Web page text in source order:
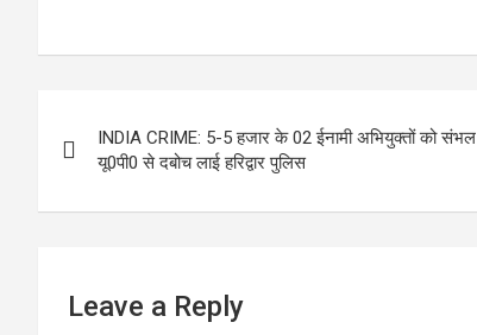
navigation
INDIA CRIME: 5-5 हजार के 02 ईनामी अभियुक्तों को संभल
यू0पी0 से दबोच लाई हरिद्वार पुलिस
Leave a Reply